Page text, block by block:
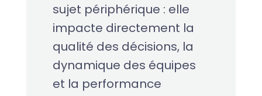
sujet périphérique : elle
impacte directement la
qualité des décisions, la
dynamique des équipes
et la performance